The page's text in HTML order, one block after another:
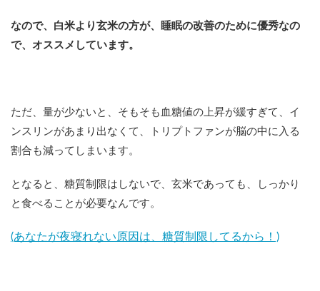
なので、白米より玄米の方が、睡眠の改善のために優秀なの
で、オススメしています。
ただ、量が少ないと、そもそも血糖値の上昇が緩すぎて、イ
ンスリンがあまり出なくて、トリプトファンが脳の中に入る
割合も減ってしまいます。
となると、糖質制限はしないで、玄米であっても、しっかり
と食べることが必要なんです。
(あなたが夜寝れない原因は、糖質制限してるから！)